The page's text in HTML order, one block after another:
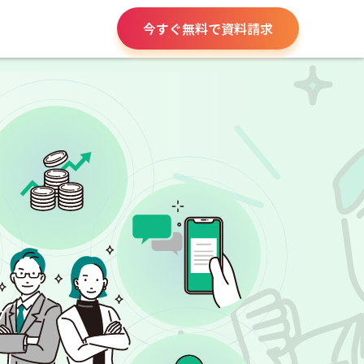
今すぐ無料で資料請求
役所手続き